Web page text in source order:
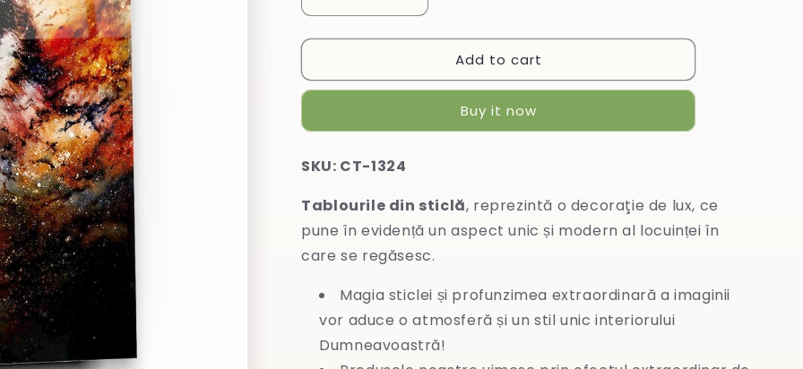
quantity
for
din
quantity
for
din
Add to cart
Buy it now
SKU: CT-1324
Tablourile din sticlă, reprezintă o decoraţie de lux, ce
pune în evidență un aspect unic și modern al locuinței în
care se regăsesc.
Magia sticlei și profunzimea extraordinară a imaginii
vor aduce o atmosferă și un stil unic interiorului
Dumneavoastră!